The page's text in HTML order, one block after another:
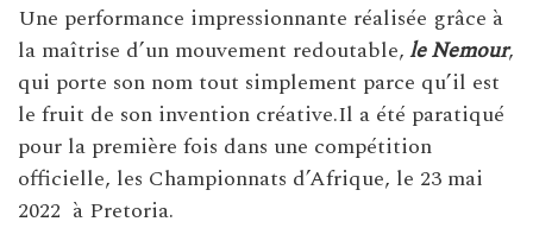
Une performance impressionnante réalisée grâce à
la maîtrise d’un mouvement redoutable,le Nemour,
qui porte son nom tout simplement parce qu’il est
le fruit de son invention créative.Il a été paratiqué
pour la première fois dans une compétition
officielle, les Championnats d’Afrique, le 23 mai
2022 à Pretoria.